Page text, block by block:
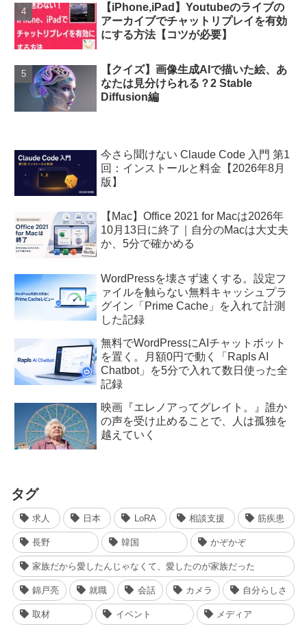
【iPhone,iPad】Youtubeのライブの
アーカイブでチャットリプレイを有効
にする方法【コツが必要】
【クイズ】画像生成AIで描いた絵、あ
なたは見分けられる？2 Stable
Diffusion編
今さら聞けない Claude Code 入門 第1
回：インストールと料金【2026年8月
版】
【Mac】Office 2021 for Macは2026年
10月13日に終了｜自分のMacは大丈夫
か、5分で確かめる
WordPressを壊さず速くする。設定フ
ァイルを触らない無料キャッシュプラ
グイン「Prime Cache」を入れて計測
した記録
無料でWordPressにAIチャットボット
を置く。月額0円で動く「Rapls AI
Chatbot」を5分で入れて数日使った全
記録
映画『エレノアってグレイト。』誰か
の声を受け止めることで、人は孤独を
越えていく
タグ
求人 日本 LoRA 相談支援 筋疾患
長野 韓国 かぞかぞ
家族だから愛したんじゃなくて、愛したのが家族だった
錦戸亮 就職 会話 カメラ 自分らしさ
取材 イベント メディア